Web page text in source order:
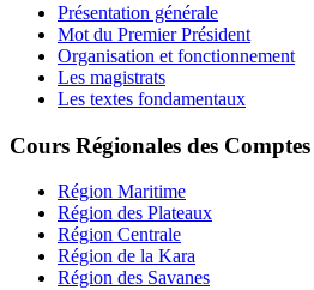
Présentation générale
Mot du Premier Président
Organisation et fonctionnement
Les magistrats
Les textes fondamentaux
Cours Régionales des Comptes
Région Maritime
Région des Plateaux
Région Centrale
Région de la Kara
Région des Savanes